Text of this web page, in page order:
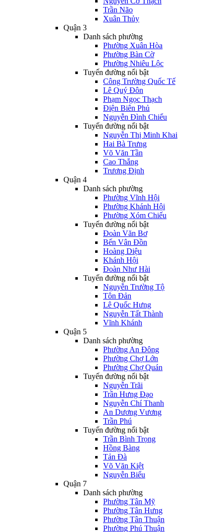
Trần Não
Xuân Thủy
Quận 3
Danh sách phường
Phường Xuân Hòa
Phường Bàn Cờ
Phường Nhiêu Lộc
Tuyến đường nổi bật
Công Trường Quốc Tế
Lê Quý Đôn
Phạm Ngọc Thạch
Điện Biên Phủ
Nguyễn Đình Chiểu
Tuyến đường nổi bật
Nguyễn Thị Minh Khai
Hai Bà Trưng
Võ Văn Tần
Cao Thắng
Trương Định
Quận 4
Danh sách phường
Phường Vĩnh Hội
Phường Khánh Hội
Phường Xóm Chiếu
Tuyến đường nổi bật
Đoàn Văn Bơ
Bến Vân Đồn
Hoàng Diệu
Khánh Hội
Đoàn Như Hài
Tuyến đường nổi bật
Nguyễn Trường Tộ
Tôn Đản
Lê Quốc Hưng
Nguyễn Tất Thành
Vĩnh Khánh
Quận 5
Danh sách phường
Phường An Đông
Phường Chợ Lớn
Phường Chợ Quán
Tuyến đường nổi bật
Nguyễn Trãi
Trần Hưng Đạo
Nguyễn Chí Thanh
An Dương Vương
Trần Phú
Tuyến đường nổi bật
Trần Bình Trọng
Hồng Bàng
Tản Đà
Võ Văn Kiệt
Nguyễn Biểu
Quận 7
Danh sách phường
Phường Tân Mỹ
Phường Tân Hưng
Phường Tân Thuận
Phường Phú Thuận